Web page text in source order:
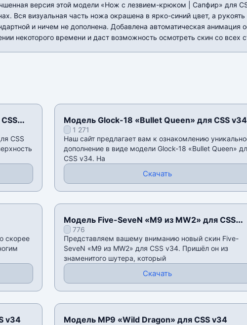
версия этой модели «Нож с лезвием-крюком | Сапфир» для
Вся визуальная часть ножа окрашена в ярко-синий цвет, а
и ничем не дополнена. Добавлена автоматическая анимация
некоторого времени и даст возможность осмотреть скин со всех
CSS
Модель Glock-18 «Bullet Queen» для CSS v34
1 271
Наш сайт предлагает вам к ознакомлению
дополнение в виде модели Glock-18 «Bullet Queen»
CSS v34. На
Скачать
скорее
Модель Five-SeveN «M9 из MW2» для CSS
v34776
Представляем вашему вниманию новый скин Five-
SeveN «M9 из MW2» для CSS v34. Пришёл он из
знаменитого шутера, который
Скачать
v34 Модель MP9 «Wild Dragon» для CSS v34